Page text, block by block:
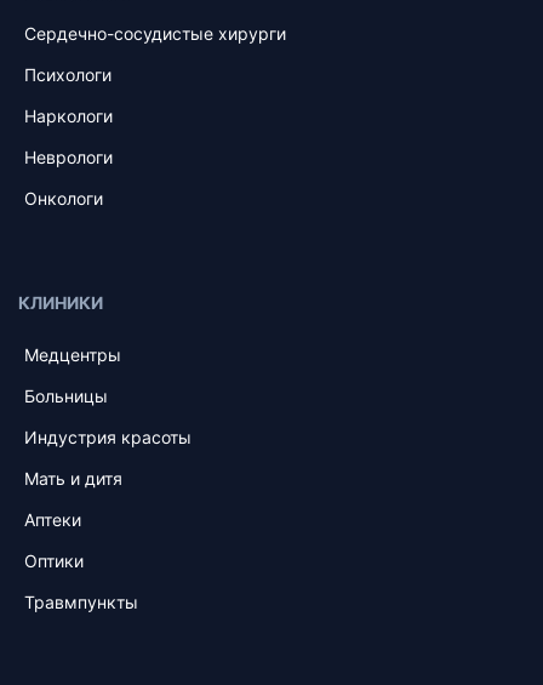
Сердечно-сосудистые хирурги
Психологи
Наркологи
Неврологи
Онкологи
КЛИНИКИ
Медцентры
Больницы
Индустрия красоты
Мать и дитя
Аптеки
Оптики
Травмпункты